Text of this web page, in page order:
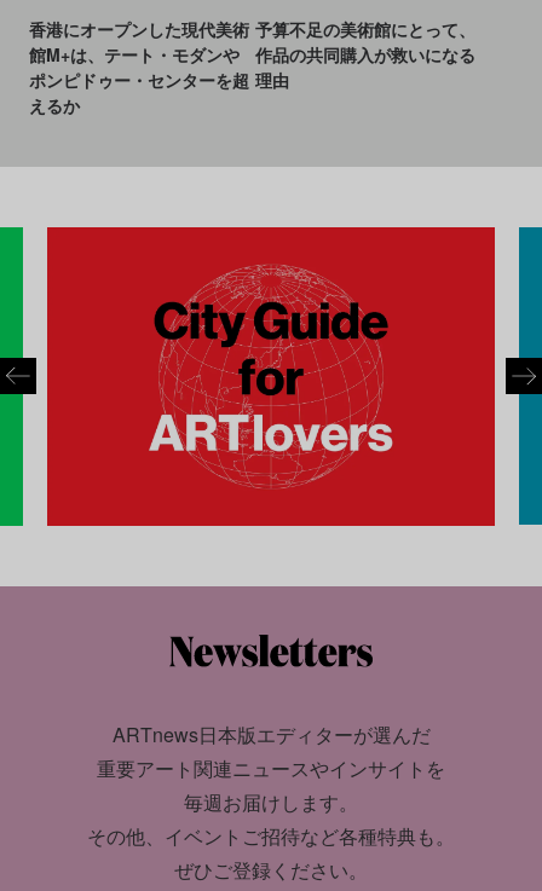
香港にオープンした現代美術
館M+は、テート・モダンや
ポンピドゥー・センターを超
えるか
予算不足の美術館にとって、
作品の共同購入が救いになる
理由
ARTnews日本版エディターが選んだ
重要アート関連ニュースやインサイトを
毎週お届けします。
その他、イベントご招待など各種特典も。
ぜひご登録ください。